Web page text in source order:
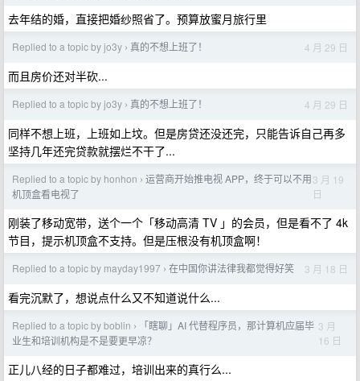
去年结的婚，直接把婚纱照省了。预算放蜜月旅行里
Replied to a topic by jo3y › 真的不想上班了！ 4 月 29 日
而且房价还对半砍...
Replied to a topic by jo3y › 真的不想上班了！ 4 月 29 日
同样不想上班，上班如上坟。但是房贷还没还完，只能告诉自己再多
坚持几年还完贷款就摆烂不干了...
Replied to a topic by honhon › 运营商开始推电视 APP，终于可以不用
机顶盒看电视了
3 月 19
日
刚装了移动宽带，送个一个「移动高清 TV 」的会员，但是看不了 4k
节目，提示机顶盒不支持。但是压根没有机顶盒啊！
Replied to a topic by mayday1997 › 在中国你讲法律我都觉得好笑 3 月 18 日
看完沉默了，想说点什么又不知道说什么...
Replied to a topic by boblin ›
「瞎聊」AI 代替程序员，那计算机应届毕
业生和培训机构是不是要更早凉？
3 月
16 日
正儿八经的日子都难过，培训出来的真行么...